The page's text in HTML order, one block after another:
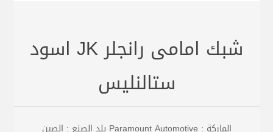
شبك امامى رانجلر JK اسود
ستالنليس